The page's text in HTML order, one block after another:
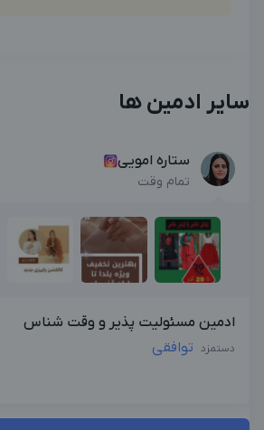
سایر ادمین ها
ستاره امویی
تمام وقت
ادمین مسئولیت پذیر و وقت شناس
دستمزد توافقی